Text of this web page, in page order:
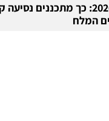
הסעות בדרום 2026: כך
המלח